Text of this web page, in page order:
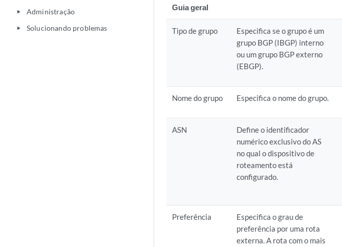
play_arrow Administração
play_arrow Solucionando problemas
Guia geral
Tipo de grupo
Especifica se o grupo é um
grupo BGP (IBGP) interno
ou um grupo BGP externo
(EBGP).
Nome do grupo Especifica o nome do grupo.
ASN
Define o identificador
numérico exclusivo do AS
no qual o dispositivo de
roteamento está
configurado.
Preferência
Especifica o grau de
preferência por uma rota
externa. A rota com o mais